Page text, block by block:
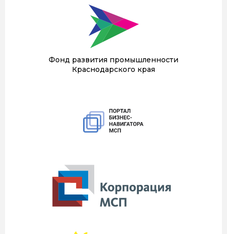
Фонд развития промышленности
Краснодарского края